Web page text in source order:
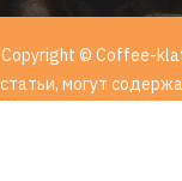
Copyright © Coffee-
статьи, могут